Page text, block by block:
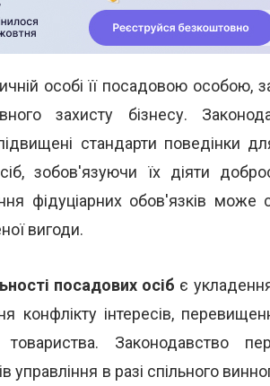
особі її посадовою особою,
захисту бізнесу.
стандарти поведінки
зобов'язуючи їх діяти
фідуціарних обов'язків може
вигоди.
посадових осіб є
конфлікту інтересів,
Законодавство
управління в разі спільного